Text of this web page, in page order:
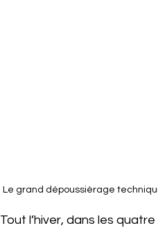
Le grand dépoussièrage
Tout l’hiver, dans les